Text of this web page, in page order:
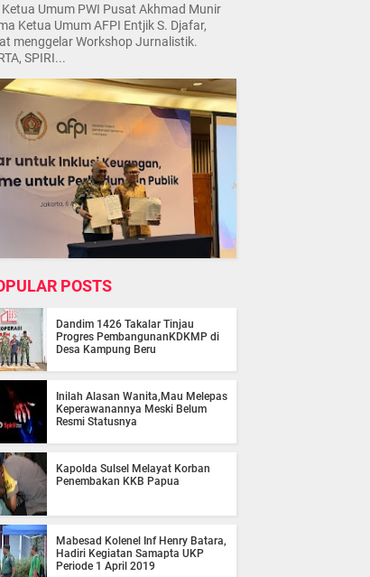
Umum PWI Pusat Akhmad Munir
Ketua Umum AFPI Entjik S. Djafar,
menggelar Workshop Jurnalistik.
SPIRI...
POSTS
Dandim 1426 Takalar Tinjau
Progres PembangunanKDKMP di
Desa Kampung Beru
Inilah Alasan Wanita,Mau Melepas
Keperawanannya Meski Belum
Resmi Statusnya
Kapolda Sulsel Melayat Korban
Penembakan KKB Papua
Mabesad Kolenel Inf Henry Batara,
Hadiri Kegiatan Samapta UKP
Periode 1 April 2019